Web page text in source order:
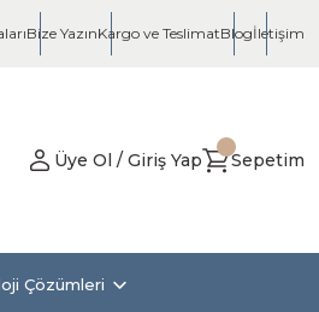
Bize YazınKargo ve TeslimatBlogİletişim
Üye Ol / Giriş Yap Sepetim
Çözümleri